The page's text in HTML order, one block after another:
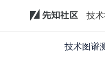
技
技术图谱